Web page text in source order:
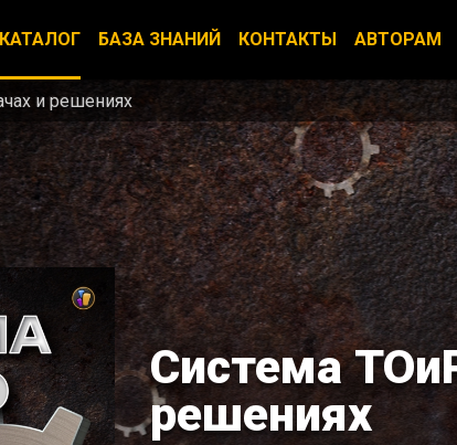
КАТАЛОГ БАЗА ЗНАНИЙ КОНТАКТЫ АВТОРАМ
и решениях
Система
решениях